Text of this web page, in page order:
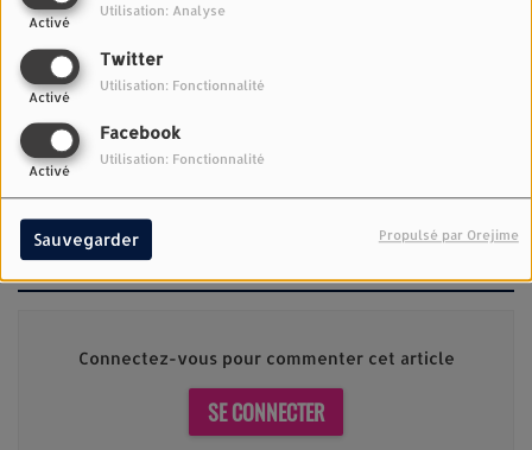
Activé
Utilisation: Analyse
Twitter
Activé
Utilisation: Fonctionnalité
Facebook
Activé
Utilisation: Fonctionnalité
Sauvegarder Propulsé par Orejime
1307 VUES
JONAS BLUE & MALIVE - EDGE OF DESIRE
Commentaires(0)
Connectez-vous pour commenter cet article
SE CONNECTER